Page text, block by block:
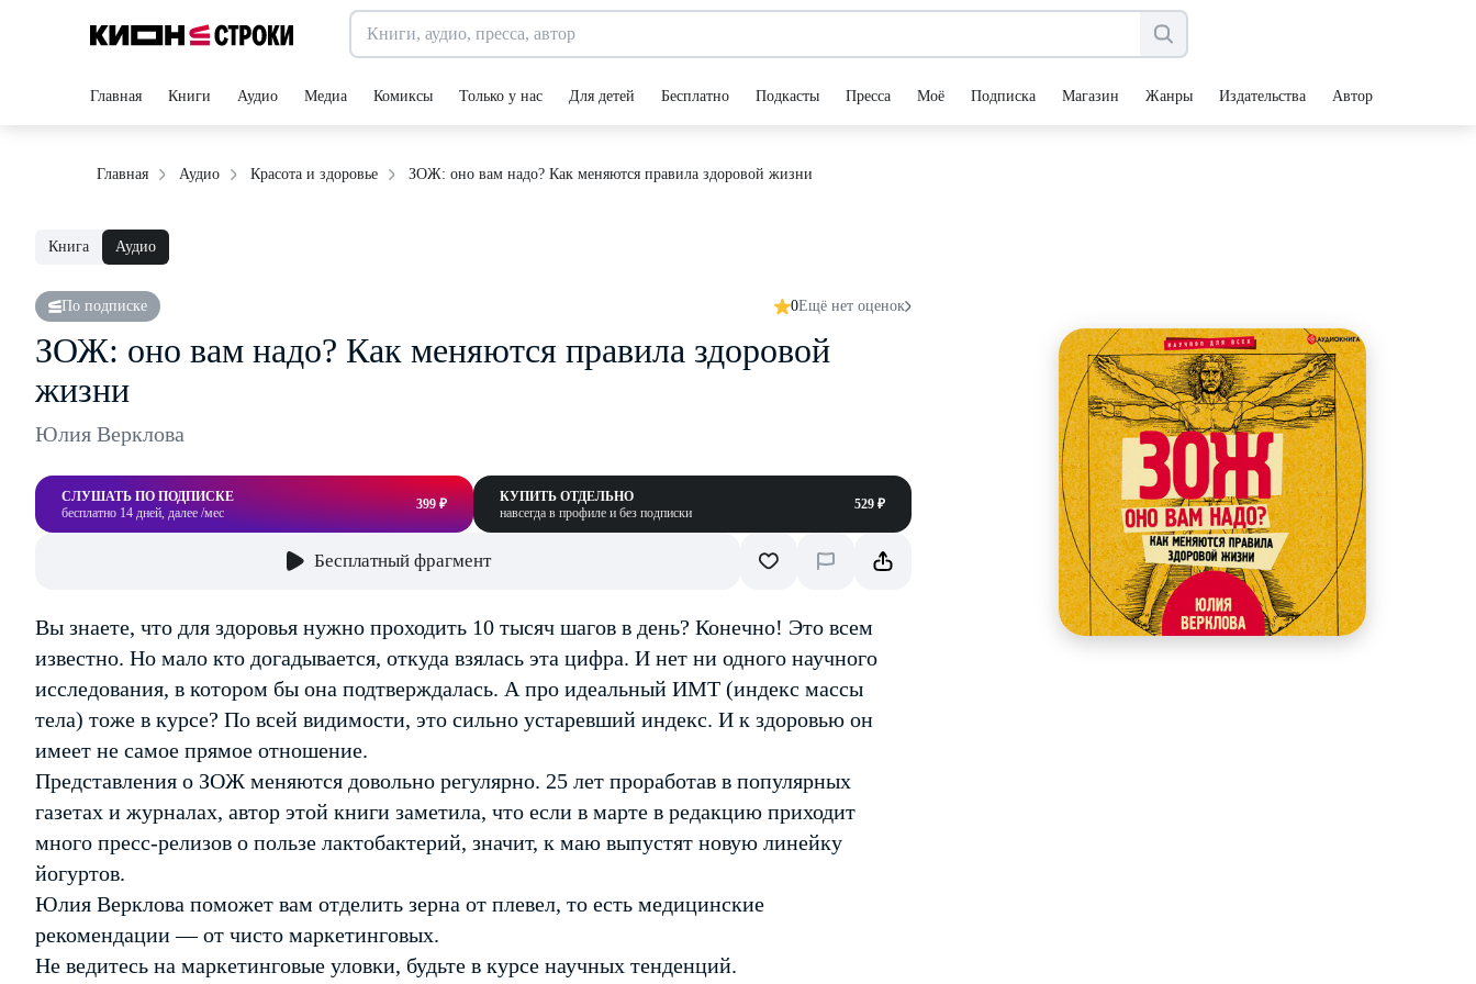
Главная Книги Аудио Медиа Комиксы Только у нас Для детей Бесплатно Подкасты Пресса Моё Подписка Магазин Жанры Издательства Авторы
Главная Аудио Красота и здоровье ЗОЖ: оно вам надо? Как меняются правила здоровой жизни
Книга Аудио
По подписке 0Ещё нет оценок
ЗОЖ: оно вам надо? Как меняются правила здоровой
жизни
Юлия Верклова
СЛУШАТЬ ПО ПОДПИСКЕ
бесплатно 14 дней, далее /мес
399 ₽
КУПИТЬ ОТДЕЛЬНО
навсегда в профиле и без подписки
529 ₽
Бесплатный фрагмент
Вы знаете, что для здоровья нужно проходить 10 тысяч шагов в день? Конечно! Это всем
известно. Но мало кто догадывается, откуда взялась эта цифра. И нет ни одного научного
исследования, в котором бы она подтверждалась. А про идеальный ИМТ (индекс массы
тела) тоже в курсе? По всей видимости, это сильно устаревший индекс. И к здоровью он
имеет не самое прямое отношение.
Представления о ЗОЖ меняются довольно регулярно. 25 лет проработав в популярных
газетах и журналах, автор этой книги заметила, что если в марте в редакцию приходит
много пресс-релизов о пользе лактобактерий, значит, к маю выпустят новую линейку
йогуртов.
Юлия Верклова поможет вам отделить зерна от плевел, то есть медицинские
рекомендации — от чисто маркетинговых.
Не ведитесь на маркетинговые уловки, будьте в курсе научных тенденций.